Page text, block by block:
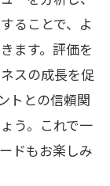
ることで、よ
ます。評価を
スの成長を促
トとの信頼関
う。これで一
ドもお楽しみ